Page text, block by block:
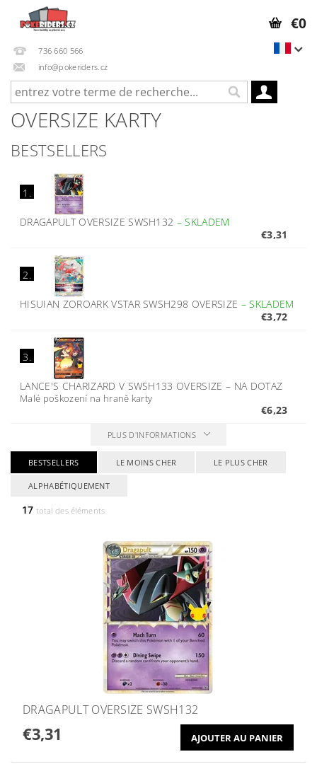
736 660 566
info@pokeriders.cz
€0
OVERSIZE KARTY
BESTSELLERS
1.
DRAGAPULT OVERSIZE SWSH132 –SKLADEM
€3,31
2.
HISUIAN ZOROARK VSTAR SWSH298 OVERSIZE –SKLADEM
€3,72
3.
LANCE'S CHARIZARD V SWSH133 OVERSIZE – NA DOTAZ
Malé poškození na hraně karty
€6,23
PLUS D'INFORMATIONS
BESTSELLERS LE MOINS CHER LE PLUS CHER
ALPHABÉTIQUEMENT
17 total des éléments
DRAGAPULT OVERSIZE SWSH132
€3,31